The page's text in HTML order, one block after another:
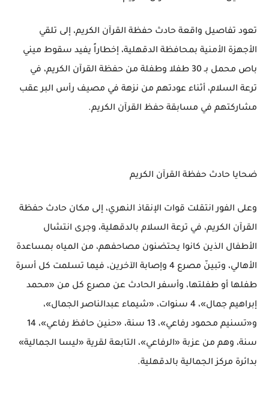
تعود تفاصيل واقعة حادث حفظة القرآن الكريم، إلى تلقي
الأجهزة الأمنية بمحافظة الدقهلية، إخطاراً يفيد سقوط ميني
باص محمل بـ 30 طفلا وطفلة من حفظة القرآن الكريم، في
ترعة السلام، أثناء عودتهم من نزهة في مصيف رأس البر عقب
مشاركتهم في مسابقة حفظ القرآن الكريم.
ضحايا حادث حفظة القرآن الكريم
وعلى الفور انتقلت قوات الإنقاذ النهري، إلى مكان حادث حفظة
القرآن الكريم، في ترعة السلام بالدقهلية، وجرى انتشال
الأطفال الذين كانوا يحتضنون مصاحفهم، من المياه بمساعدة
الأهالي، وتبينّ مصرع 4 وإصابة الآخرين، فيما تسلمت كل أسرة
طفلها أو طفلتها، وأسفر الحادث عن مصرع كل من «محمد
إبراهيم جمال»، 4 سنوات، «شيماء عبدالناصر الجمال»،
و«تسنيم محمود رفاعي»، 13 سنة، «حنين حافظ رفاعي»، 14
سنة، وهم من عزبة «الرفاعي»، التابعة لقرية «ليسا الجمالية»
بدائرة مركز الجمالية بالدقهلية.